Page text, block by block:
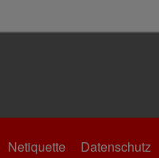
Netiquette Datenschutz